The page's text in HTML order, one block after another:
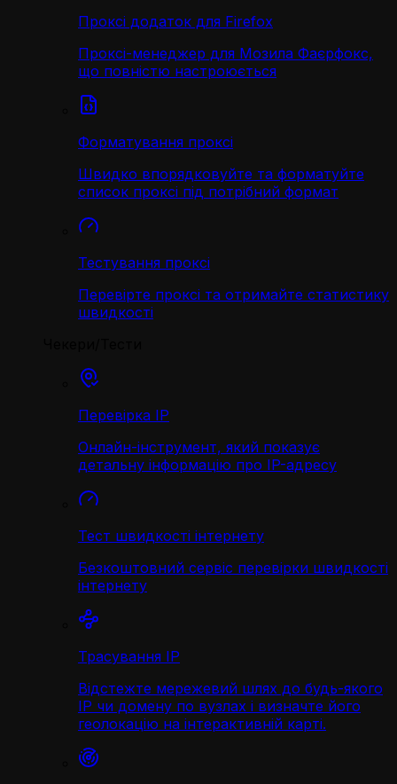
Проксі додаток для Firefox
Проксі-менеджер для Мозила Фаєрфокс,
що повністю настроюється
Форматування проксі
Швидко впорядковуйте та форматуйте
список проксі під потрібний формат
Тестування проксі
Перевірте проксі та отримайте статистику
швидкості
Перевірка IP
Онлайн-інструмент, який показує
детальну інформацію про IP-адресу
Тест швидкості інтернету
Безкоштовний сервіс перевірки швидкості
інтернету
Трасування IP
Відстежте мережевий шлях до будь-якого
IP чи домену по вузлах і визначте його
геолокацію на інтерактивній карті.